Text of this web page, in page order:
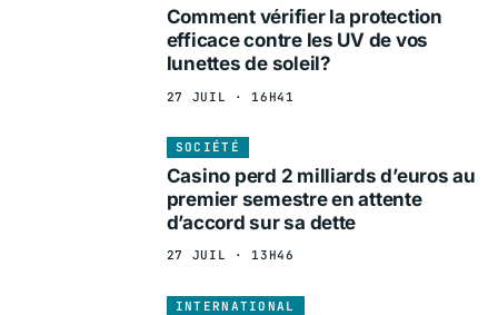
Comment vérifier la protection
efficace contre les UV de vos
lunettes de soleil?
27 JUIL · 16H41
SOCIÉTÉ
Casino perd 2 milliards d’euros au
premier semestre en attente
d’accord sur sa dette
27 JUIL · 13H46
INTERNATIONAL